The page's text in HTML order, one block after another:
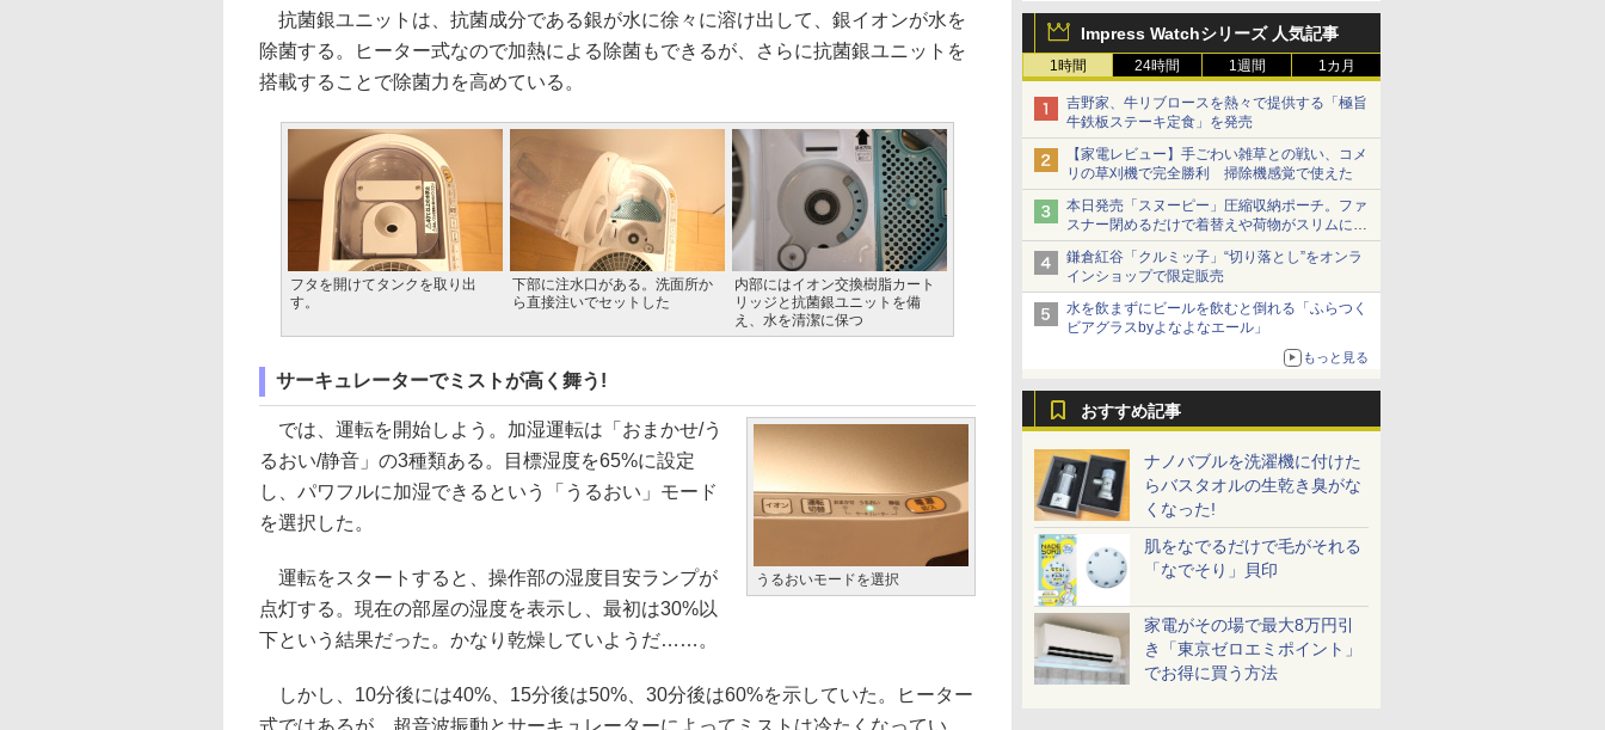
Impress Watchシリーズ 人気記事
1時間 24時間 1週間 1カ月
吉野家、牛リブロースを熱々で提供する「極旨
牛鉄板ステーキ定食」を発売
【家電レビュー】手ごわい雑草との戦い、コメ
リの草刈機で完全勝利 掃除機感覚で使えた
本日発売「スヌーピー」圧縮収納ポーチ。ファ
スナー閉めるだけで着替えや荷物がスリムにま
とまる
鎌倉紅谷「クルミッ子」“切り落とし”をオンラ
インショップで限定販売
水を飲まずにビールを飲むと倒れる「ふらつく
ビアグラスbyよなよなエール」
もっと見る
おすすめ記事
ナノバブルを洗濯機に付けた
らバスタオルの生乾き臭がな
くなった!
肌をなでるだけで毛がそれる
「なでそり」貝印
家電がその場で最大8万円引
き「東京ゼロエミポイント」
でお得に買う方法
抗菌銀ユニットは、抗菌成分である銀が水に徐々に溶け出して、銀イオンが水を
除菌する。ヒーター式なので加熱による除菌もできるが、さらに抗菌銀ユニットを
搭載することで除菌力を高めている。
フタを開けてタンクを取り出
す。
下部に注水口がある。洗面所か
ら直接注いでセットした
内部にはイオン交換樹脂カート
リッジと抗菌銀ユニットを備
え、水を清潔に保つ
サーキュレーターでミストが高く舞う!
うるおいモードを選択
では、運転を開始しよう。加湿運転は「おまかせ/う
るおい/静音」の3種類ある。目標湿度を65%に設定
し、パワフルに加湿できるという「うるおい」モード
を選択した。
運転をスタートすると、操作部の湿度目安ランプが
点灯する。現在の部屋の湿度を表示し、最初は30%以
下という結果だった。かなり乾燥していようだ……。
しかし、10分後には40%、15分後は50%、30分後は60%を示していた。ヒーター
式ではあるが、超音波振動とサーキュレーターによってミストは冷たくなってい